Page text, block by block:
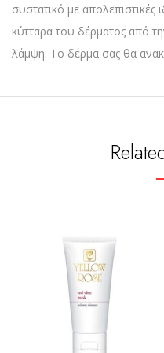
συστατικό με απολεπιστικές
κύτταρα του δέρματος από
λάμψη. Το δέρμα σας θα